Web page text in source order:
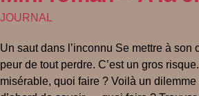
JOURNAL
Un saut dans l’inconnu Se mettre à son
peur de tout perdre. C’est un gros
misérable, quoi faire ? Voilà un